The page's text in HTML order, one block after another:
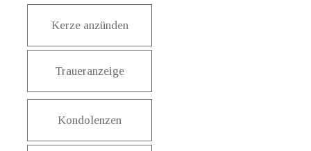
Kerze anzünden
Traueranzeige
Kondolenzen